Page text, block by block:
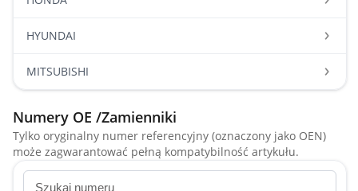
HYUNDAI
MITSUBISHI
Numery OE /Zamienniki
Tylko oryginalny numer referencyjny (oznaczony jako OEN)
może zagwarantować pełną kompatybilność artykułu.